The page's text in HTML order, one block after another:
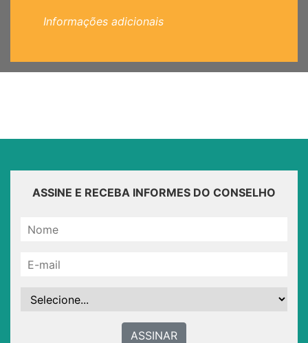
Informações adicionais
ASSINE E RECEBA INFORMES DO CONSELHO
ASSINAR